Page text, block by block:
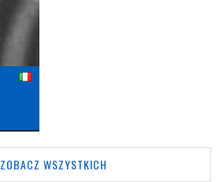
ZOBACZ WSZYSTKICH